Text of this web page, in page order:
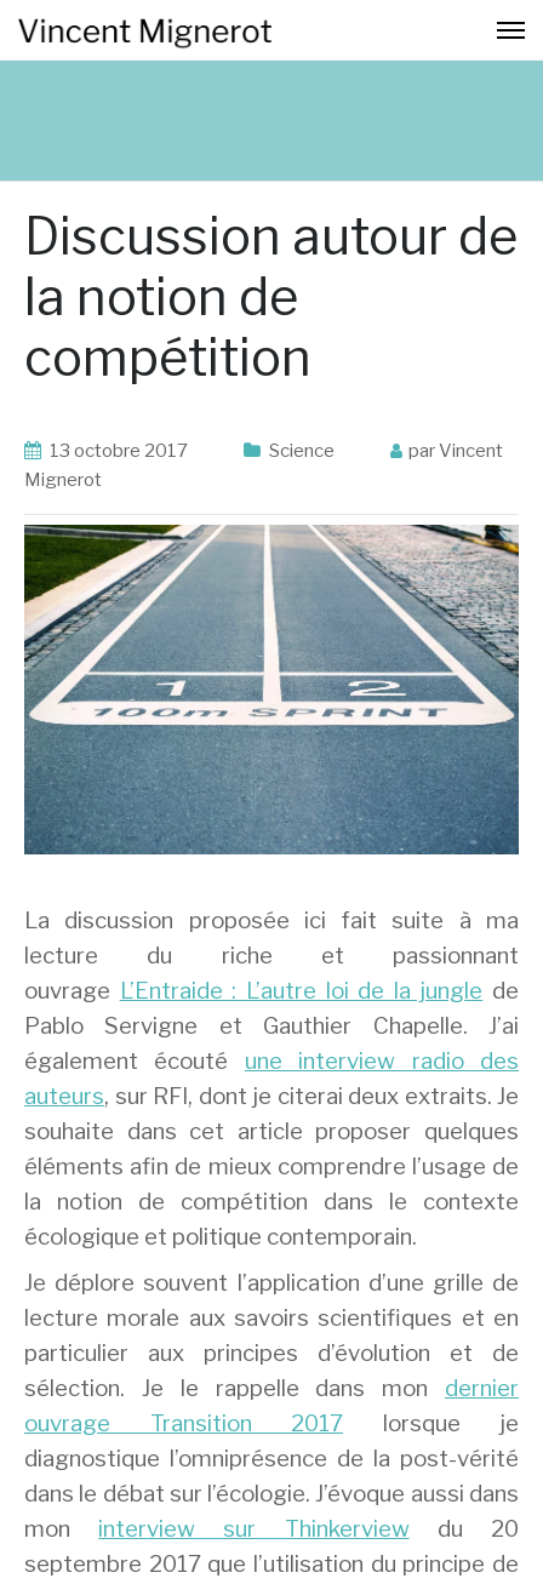
Discussion autour de
la notion de
compétition
13 octobre 2017 Science
par Vincent
Mignerot
La discussion proposée ici fait suite à ma
lecture du riche et passionnant
ouvrage L’Entraide : L’autre loi de la jungle de
Pablo Servigne et Gauthier Chapelle. J’ai
également écouté une interview radio des
auteurs, sur RFI, dont je citerai deux extraits. Je
souhaite dans cet article proposer quelques
éléments afin de mieux comprendre l’usage de
la notion de compétition dans le contexte
écologique et politique contemporain.
Je déplore souvent l’application d’une grille de
lecture morale aux savoirs scientifiques et en
particulier aux principes d’évolution et de
sélection. Je le rappelle dans mon dernier
ouvrage Transition 2017 lorsque je
diagnostique l’omniprésence de la post-vérité
dans le débat sur l’écologie. J’évoque aussi dans
mon interview sur Thinkerviewdu 20
septembre 2017 que l’utilisation du principe de